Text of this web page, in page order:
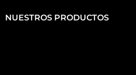
NUESTROS PRODUCTOS